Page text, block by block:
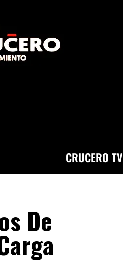
CRUCERO TV
De